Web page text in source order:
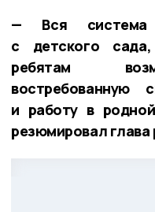
— Вся система
с детского
ребятам
востребованную
и работу в
резюмировал глава